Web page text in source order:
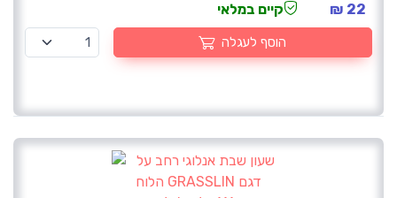
22 ₪ קיים במלאי
הוסף לעגלה